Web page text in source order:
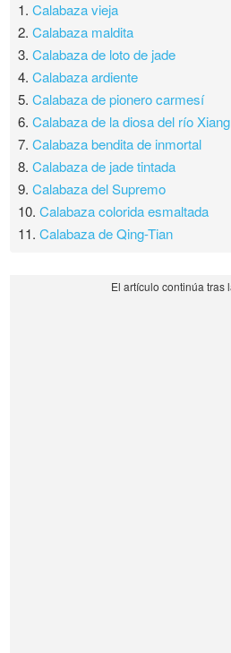
1.Calabaza vieja
2.Calabaza maldita
3.Calabaza de loto de jade
4.Calabaza ardiente
5.Calabaza de pionero carmesí
6.Calabaza de la diosa del río Xiang
7.Calabaza bendita de inmortal
8.Calabaza de jade tintada
9.Calabaza del Supremo
10.Calabaza colorida esmaltada
11.Calabaza de Qing-Tian